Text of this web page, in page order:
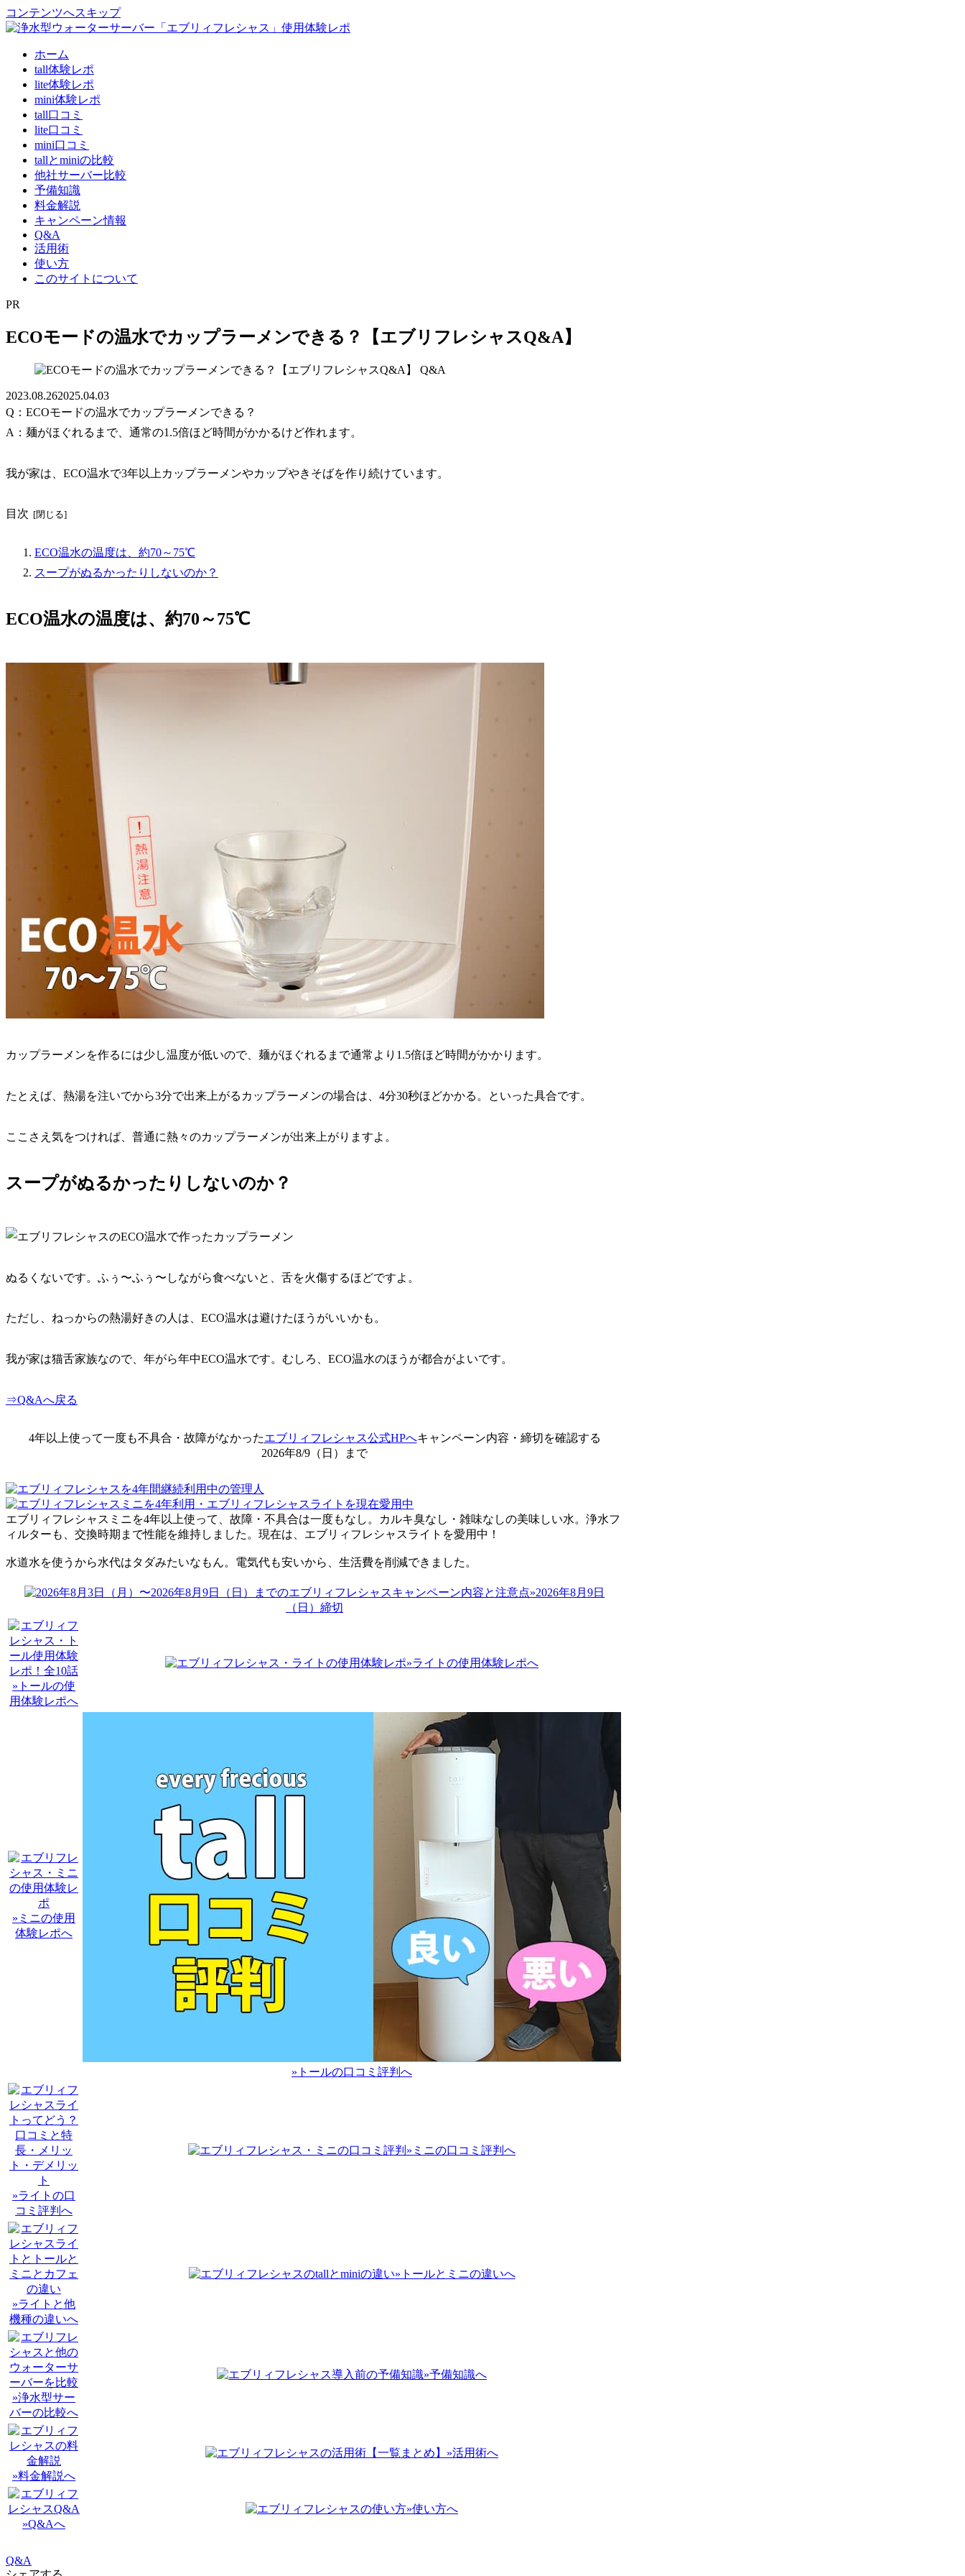
コンテンツへスキップ
ホーム
tall体験レポ
lite体験レポ
mini体験レポ
tall口コミ
lite口コミ
mini口コミ
tallとminiの比較
他社サーバー比較
予備知識
料金解説
キャンペーン情報
Q&A
活用術
使い方
このサイトについて
PR
ECOモードの温水でカップラーメンできる？【エブリフレシャスQ&A】
Q&A
2023.08.262025.04.03
Q： ECOモードの温水でカップラーメンできる？
A： 麺がほぐれるまで、通常の1.5倍ほど時間がかかるけど作れます。
我が家は、ECO温水で3年以上カップラーメンやカップやきそばを作り続けています。
目次
ECO温水の温度は、約70～75℃
スープがぬるかったりしないのか？
ECO温水の温度は、約70～75℃
カップラーメンを作るには少し温度が低いので、麺がほぐれるまで通常より1.5倍ほど時間がかかります。
たとえば、熱湯を注いでから3分で出来上がるカップラーメンの場合は、4分30秒ほどかかる。といった具合です。
ここさえ気をつければ、普通に熱々のカップラーメンが出来上がりますよ。
スープがぬるかったりしないのか？
ぬるくないです。ふぅ〜ふぅ〜しながら食べないと、舌を火傷するほどですよ。
ただし、ねっからの熱湯好きの人は、ECO温水は避けたほうがいいかも。
我が家は猫舌家族なので、年がら年中ECO温水です。むしろ、ECO温水のほうが都合がよいです。
⇒Q&Aへ戻る
4年以上使って一度も不具合・故障がなかったエブリィフレシャス公式HPへキャンペーン内容・締切を確認する
2026年8/9（日）
まで
エブリィフレシャスミニを4年以上使って、故障・不具合は一度もなし。カルキ臭なし・雑味なしの美味しい水。浄水フ
ィルターも、交換時期まで性能を維持しました。現在は、エブリィフレシャスライトを愛用中！
水道水を使うから水代はタダみたいなもん。電気代も安いから、生活費を削減できました。
»2026年8月9日
（日）締切
»トールの使
用体験レポへ
»ライトの使用体験レポへ
»ミニの使用
体験レポへ
»トールの口コミ評判へ
»ライトの口
コミ評判へ
»ミニの口コミ評判へ
»ライトと他
機種の違いへ
»トールとミニの違いへ
»浄水型サー
バーの比較へ
»予備知識へ
»料金解説へ
»活用術へ
»Q&Aへ
»使い方へ
Q&A